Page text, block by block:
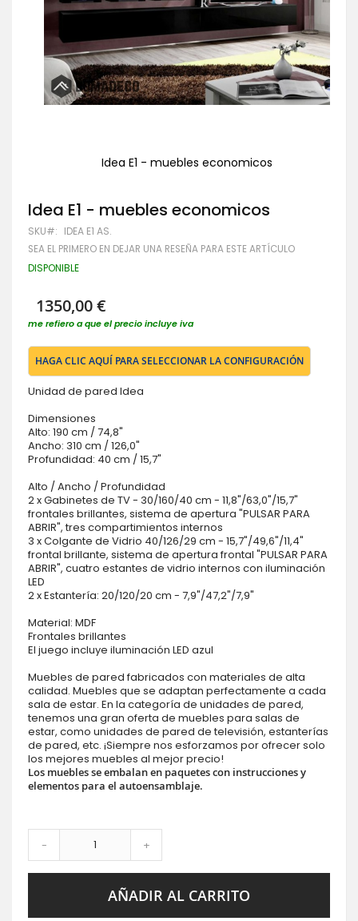
Idea E1 - muebles economicos
comienzo
la
galería
de
imágenes
Idea E1 - muebles economicos
SKU IDEA E1 AS.
SEA EL PRIMERO EN DEJAR UNA RESEÑA PARA ESTE ARTÍCULO
DISPONIBLE
1350,00 €
me refiero a que el precio incluye iva
HAGA CLIC AQUÍ PARA SELECCIONAR LA CONFIGURACIÓN
Unidad de pared Idea
Dimensiones
Alto: 190 cm / 74,8"
Ancho: 310 cm / 126,0"
Profundidad: 40 cm / 15,7"
Alto / Ancho / Profundidad
2 x Gabinetes de TV - 30/160/40 cm - 11,8"/63,0"/15,7"
frontales brillantes, sistema de apertura "PULSAR PARA
ABRIR", tres compartimientos internos
3 x Colgante de Vidrio 40/126/29 cm - 15,7"/49,6"/11,4"
frontal brillante, sistema de apertura frontal "PULSAR PARA
ABRIR", cuatro estantes de vidrio internos con iluminación
LED
2 x Estantería: 20/120/20 cm - 7,9"/47,2"/7,9"
Material: MDF
Frontales brillantes
El juego incluye iluminación LED azul
Muebles de pared fabricados con materiales de alta
calidad. Muebles que se adaptan perfectamente a cada
sala de estar. En la categoría de unidades de pared,
tenemos una gran oferta de muebles para salas de
estar, como unidades de pared de televisión, estanterías
de pared, etc. ¡Siempre nos esforzamos por ofrecer solo
los mejores muebles al mejor precio!
Los muebles se embalan en paquetes con instrucciones y
elementos para el autoensamblaje.
- +
AÑADIR AL CARRITO